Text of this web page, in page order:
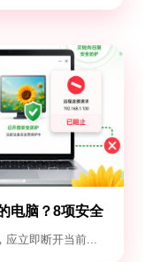
电脑？8项安全
应立即断开当前...